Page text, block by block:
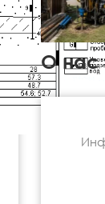
О нас